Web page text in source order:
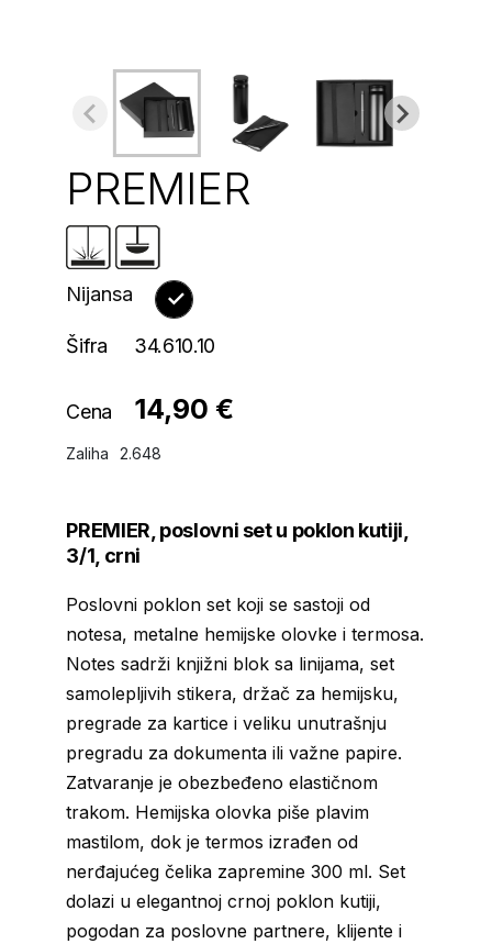
PREMIER
Nijansa
Šifra 34.610.10
Cena 14,90 €
Zaliha 2.648
PREMIER, poslovni set u poklon kutiji,
3/1, crni
Poslovni poklon set koji se sastoji od
notesa, metalne hemijske olovke i termosa.
Notes sadrži knjižni blok sa linijama, set
samolepljivih stikera, držač za hemijsku,
pregrade za kartice i veliku unutrašnju
pregradu za dokumenta ili važne papire.
Zatvaranje je obezbeđeno elastičnom
trakom. Hemijska olovka piše plavim
mastilom, dok je termos izrađen od
nerđajućeg čelika zapremine 300 ml. Set
dolazi u elegantnoj crnoj poklon kutiji,
pogodan za poslovne partnere, klijente i